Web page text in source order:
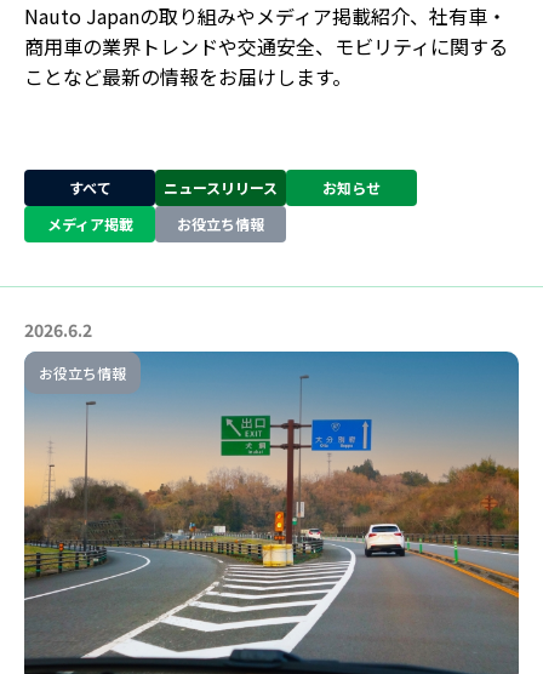
Nauto Japanの取り組みやメディア掲載紹介、社有車・
商用車の業界トレンドや交通安全、モビリティに関する
ことなど最新の情報をお届けします。
すべて ニュースリリース
お知らせ
メディア掲載
お役立ち情報
2026.6.2
お役立ち情報